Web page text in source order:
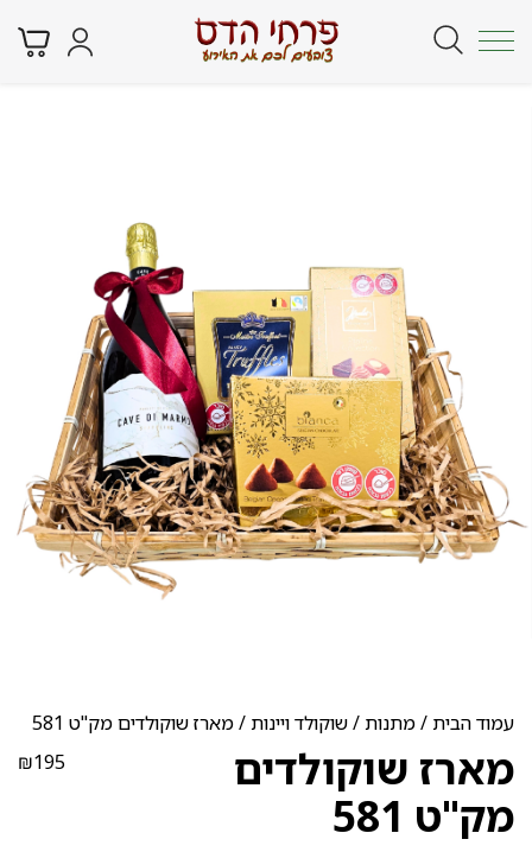
עמוד הבית /מתנות /שוקולד ויינות / מארז שוקולדים מק"ט 581
מארז שוקולדים
מק"ט 581
₪195